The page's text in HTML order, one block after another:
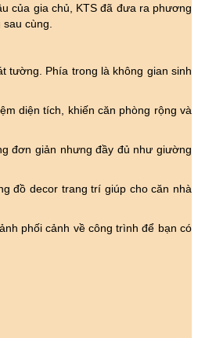
của gia chủ, KTS đã đưa ra phương
cùng.
tường. Phía trong là không gian sinh
diện tích, khiến căn phòng rộng và
đơn giản nhưng đầy đủ như giường
đồ decor trang trí giúp cho căn nhà
phối cảnh về công trình để bạn có